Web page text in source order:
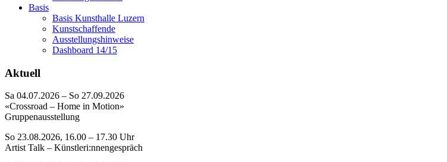
Basis
Basis Kunsthalle Luzern
Kunstschaffende
Ausstellungshinweise
Dashboard 14/15
Aktuell
Sa 04.07.2026 – So 27.09.2026
«Crossroad – Home in Motion»
Gruppenausstellung
So 23.08.2026, 16.00 – 17.30 Uhr
Artist Talk – Künstleri:nnengespräch